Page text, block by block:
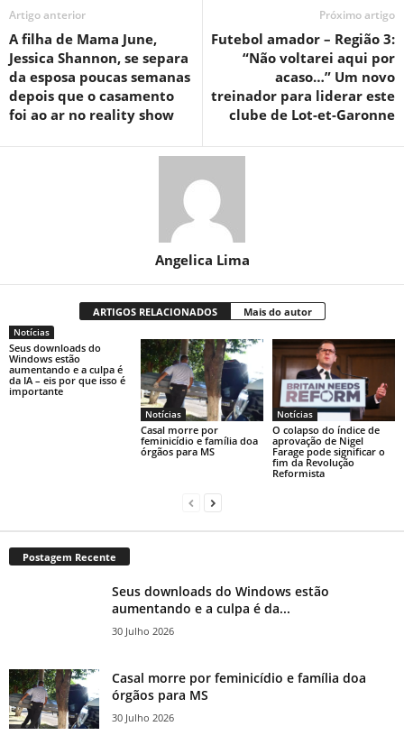
Artigo anterior
A filha de Mama June,
Jessica Shannon, se separa
da esposa poucas semanas
depois que o casamento
foi ao ar no reality show
Próximo artigo
Futebol amador – Região 3:
“Não voltarei aqui por
acaso…” Um novo
treinador para liderar este
clube de Lot-et-Garonne
Angelica Lima
ARTIGOS RELACIONADOS Mais do autor
Notícias
Seus downloads do
Windows estão
aumentando e a culpa é
da IA ​​– eis por que isso é
importante
Notícias
Casal morre por
feminicídio e família doa
órgãos para MS
Notícias
O colapso do índice de
aprovação de Nigel
Farage pode significar o
fim da Revolução
Reformista
Postagem Recente
Seus downloads do Windows estão
aumentando e a culpa é da...
30 Julho 2026
Casal morre por feminicídio e família doa
órgãos para MS
30 Julho 2026